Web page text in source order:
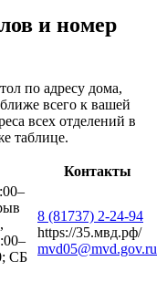
и номер
по адресу дома,
всего к вашей
всех отделений в
таблице.
Контакты
СБ
8 (81737) 2-24-94
https://35.мвд.рф/
mvd05@mvd.gov.ru